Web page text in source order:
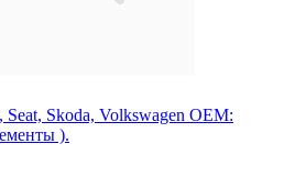
Skoda, Volkswagen ОЕМ:
).